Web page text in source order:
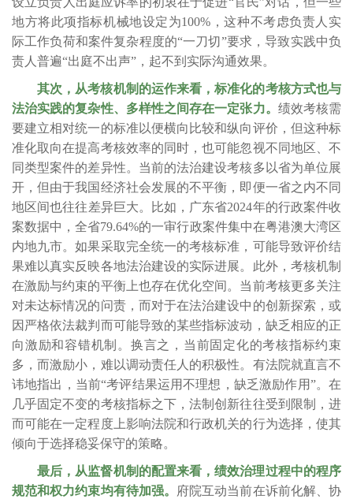
地方将此项指标机械地设定为100%，这种不考虑负责人实
际工作负荷和案件复杂程度的“一刀切”要求，导致实践中负
责人普遍“出庭不出声”，起不到实际沟通效果。
其次，从考核机制的运作来看，标准化的考核方式也与
法治实践的复杂性、多样性之间存在一定张力。 绩效考核需
要建立相对统一的标准以便横向比较和纵向评价，但这种标
准化取向在提高考核效率的同时，也可能忽视不同地区、不
同类型案件的差异性。当前的法治建设考核多以省为单位展
开，但由于我国经济社会发展的不平衡，即便一省之内不同
地区间也往往差异巨大。比如，广东省2024年的行政案件收
案数据中，全省79.64%的一审行政案件集中在粤港澳大湾区
内地九市。如果采取完全统一的考核标准，可能导致评价结
果难以真实反映各地法治建设的实际进展。此外，考核机制
在激励与约束的平衡上也存在优化空间。当前考核更多关注
对未达标情况的问责，而对于在法治建设中的创新探索，或
因严格依法裁判而可能导致的某些指标波动，缺乏相应的正
向激励和容错机制。换言之，当前固定化的考核指标约束
多，而激励小，难以调动责任人的积极性。有法院就直言不
讳地指出，当前“考评结果运用不理想，缺乏激励作用”。在
几乎固定不变的考核指标之下，法制创新往往受到限制，进
而可能在一定程度上影响法院和行政机关的行为选择，使其
倾向于选择稳妥保守的策略。
最后，从监督机制的配置来看，绩效治理过程中的程序
规范和权力约束均有待加强。
府院互动当前在诉前化解、协